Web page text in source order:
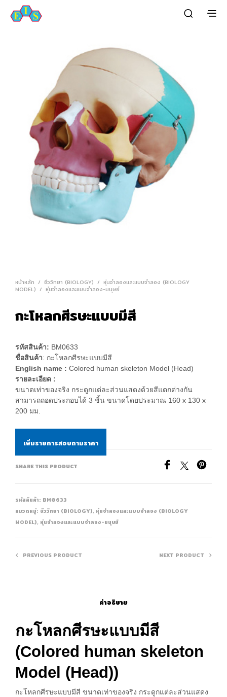
หน้าหลัก / ชีววิทยา (BIOLOGY) / หุ่นจำลองและแบบจำลอง (BIOLOGY
MODEL) / หุ่นจำลองและแบบจำลอง-มนุษย์
กะโหลกศีรษะแบบมีสี
รหัสสินค้า: BM0633
ชื่อสินค้า: กะโหลกศีรษะแบบมีสี
English name : Colored human skeleton Model (Head)
รายละเอียด :
ขนาดเท่าของจริง กระดูกแต่ละส่วนแสดงด้วยสีแตกต่างกัน
สามารถถอดประกอบได้ 3 ชิ้น ขนาดโดยประมาณ 160 x 130 x
200 มม.
เพิ่มรายการสอบถามราคา
SHARE THIS PRODUCT
รหัสสินค้า: BM0633
หมวดหมู่: ชีววิทยา (BIOLOGY), หุ่นจำลองและแบบจำลอง (BIOLOGY
MODEL), หุ่นจำลองและแบบจำลอง-มนุษย์
PREVIOUS PRODUCT NEXT PRODUCT
คำอธิบาย
กะโหลกศีรษะแบบมีสี
(Colored human skeleton
Model (Head))
กะโหลกศีรษะแบบมีสี ขนาดเท่าของจริง กระดูกแต่ละส่วนแสดง